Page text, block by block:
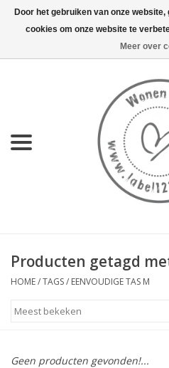
KEUKEN
LIFESTYLE
MEUBELS
Producten getagd
HOME/TAGS/ EENVOUDIGE TAS M
Geen producten gevonden!...
Door het gebruiken van onze
cookies om onze website te
Meer over